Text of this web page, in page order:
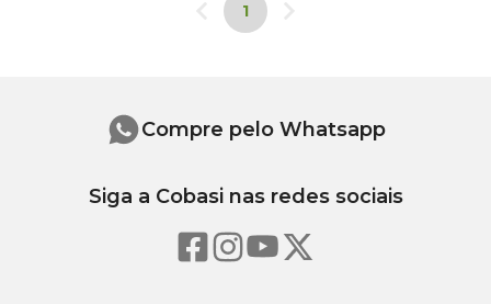
1
Compre pelo Whatsapp
Siga a Cobasi nas redes sociais